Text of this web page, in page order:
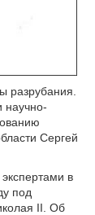
разрубания.
научно-
Сергей
в
под
II. Об